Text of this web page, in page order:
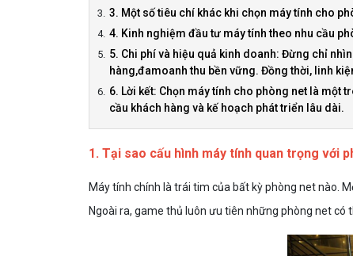
3. Một số tiêu chí khác khi chọn máy tính cho
4. Kinh nghiệm đầu tư máy tính theo nhu cầu
5. Chi phí và hiệu quả kinh doanh: Đừng chỉ
hàng,đamoanh thu bền vững. Đồng thời, linh
6. Lời kết: Chọn máy tính cho phòng net là một
cầu khách hàng và kế hoạch phát triển lâu dài.
1. Tại sao cấu hình máy tính quan trọng với
Máy tính chính là trái tim của bất kỳ phòng net nào.
Ngoài ra, game thủ luôn ưu tiên những phòng net